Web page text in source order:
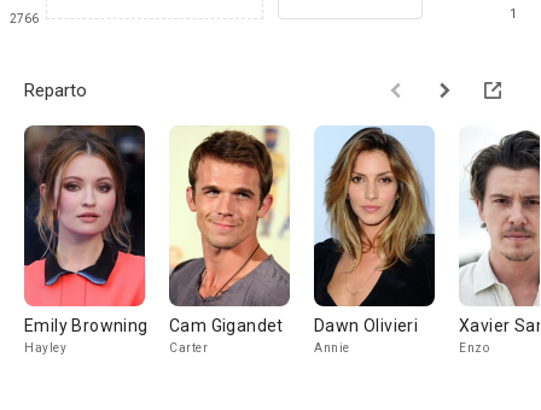
2766
1
Reparto
Emily Browning
Hayley
Cam Gigandet
Carter
Dawn Olivieri
Annie
Xavier
Enzo